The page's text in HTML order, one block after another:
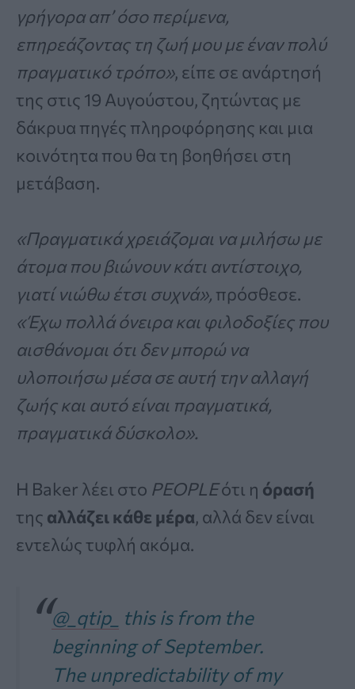
γρήγορα απ’ όσο περίμενα,
επηρεάζοντας τη ζωή μου με έναν πολύ
πραγματικό τρόπο», είπε σε ανάρτησή
της στις 19 Αυγούστου, ζητώντας με
δάκρυα πηγές πληροφόρησης και μια
κοινότητα που θα τη βοηθήσει στη
μετάβαση.
«Πραγματικά χρειάζομαι να μιλήσω με
άτομα που βιώνουν κάτι αντίστοιχο,
γιατί νιώθω έτσι συχνά», πρόσθεσε.
«Έχω πολλά όνειρα και φιλοδοξίες που
αισθάνομαι ότι δεν μπορώ να
υλοποιήσω μέσα σε αυτή την αλλαγή
ζωής και αυτό είναι πραγματικά,
πραγματικά δύσκολο».
Η Baker λέει στο PEOPLEότι η όρασή
της αλλάζει κάθε μέρα, αλλά δεν είναι
εντελώς τυφλή ακόμα.
@_qtip_ this is from the
beginning of September.
The unpredictability of my